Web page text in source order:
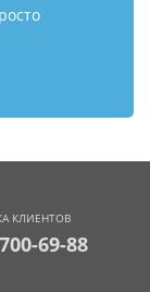
КЛИЕНТОВ
69-88